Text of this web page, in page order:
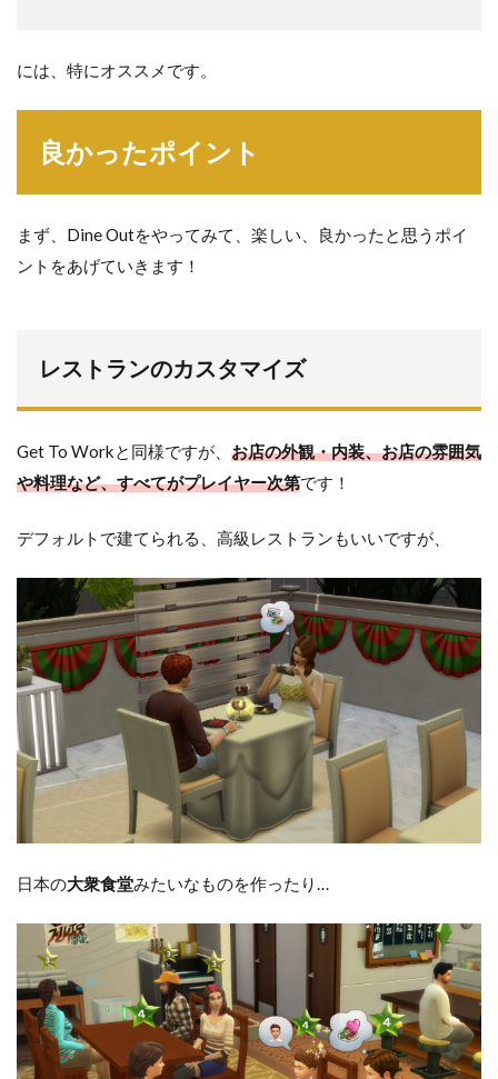
には、特にオススメです。
良かったポイント
まず、Dine Outをやってみて、楽しい、良かったと思うポイ
ントをあげていきます！
レストランのカスタマイズ
Get To Workと同様ですが、 お店の外観・内装、お店の雰囲気
や料理など、すべてがプレイヤー次第です！
デフォルトで建てられる、高級レストランもいいですが、
日本の大衆食堂みたいなものを作ったり…